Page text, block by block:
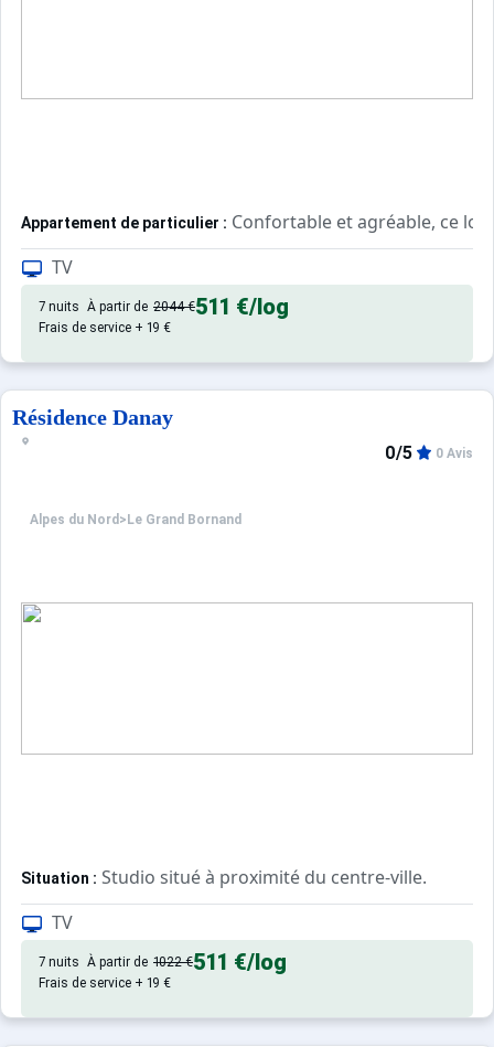
Appartement de particulier : Confortable et agréable, ce
TV
7 nuits À partir de 2044 €511 €/log
Frais de service + 19 €
Résidence Danay
Alpes du Nord > Le Grand Bornand
0/5 0 Avis
Situation : Studio situé à proximité du centre-ville.
Appartement de particulier :
TV
7 nuits À partir de 1022 €511 €/log
Frais de service + 19 €